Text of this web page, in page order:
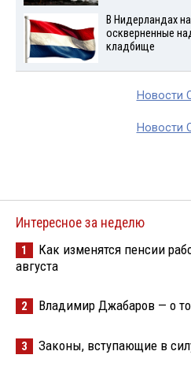
В Нидерландах
оскверненные
кладбище
Новости
Новости
Интересное за неделю
1
Как изменятся пенсии
августа
2 Владимир Джабаров — о
3 Законы, вступающие в